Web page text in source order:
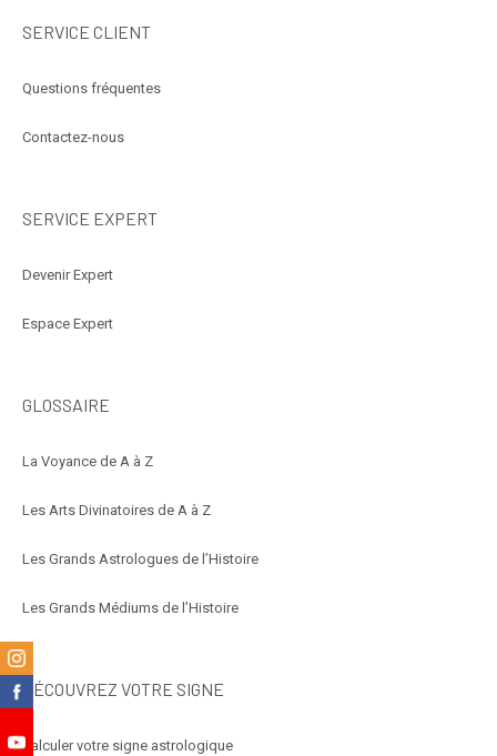
SERVICE CLIENT
Questions fréquentes
Contactez-nous
SERVICE EXPERT
Devenir Expert
Espace Expert
GLOSSAIRE
La Voyance de A à Z
Les Arts Divinatoires de A à Z
Les Grands Astrologues de l’Histoire
Les Grands Médiums de l’Histoire
DÉCOUVREZ VOTRE SIGNE
Calculer votre signe astrologique